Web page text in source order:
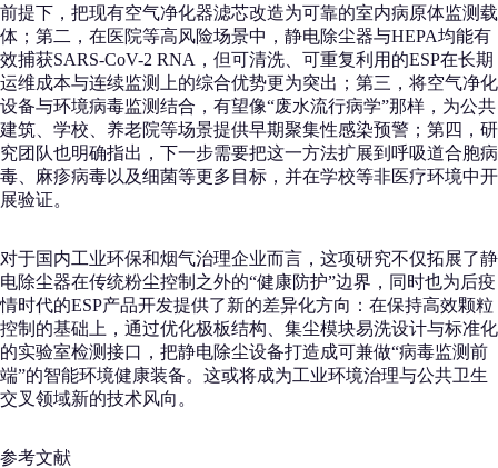
前提下，把现有空气净化器滤芯改造为可靠的室内病原体监测载
体；第二，在医院等高风险场景中，静电除尘器与HEPA均能有
效捕获SARS-CoV-2 RNA，但可清洗、可重复利用的ESP在长期
运维成本与连续监测上的综合优势更为突出；第三，将空气净化
设备与环境病毒监测结合，有望像“废水流行病学”那样，为公共
建筑、学校、养老院等场景提供早期聚集性感染预警；第四，研
究团队也明确指出，下一步需要把这一方法扩展到呼吸道合胞病
毒、麻疹病毒以及细菌等更多目标，并在学校等非医疗环境中开
展验证。
对于国内工业环保和烟气治理企业而言，这项研究不仅拓展了静
电除尘器在传统粉尘控制之外的“健康防护”边界，同时也为后疫
情时代的ESP产品开发提供了新的差异化方向：在保持高效颗粒
控制的基础上，通过优化极板结构、集尘模块易洗设计与标准化
的实验室检测接口，把静电除尘设备打造成可兼做“病毒监测前
端”的智能环境健康装备。这或将成为工业环境治理与公共卫生
交叉领域新的技术风向。
参考文献